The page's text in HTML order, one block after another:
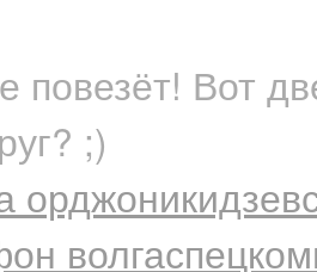
Вот
;)